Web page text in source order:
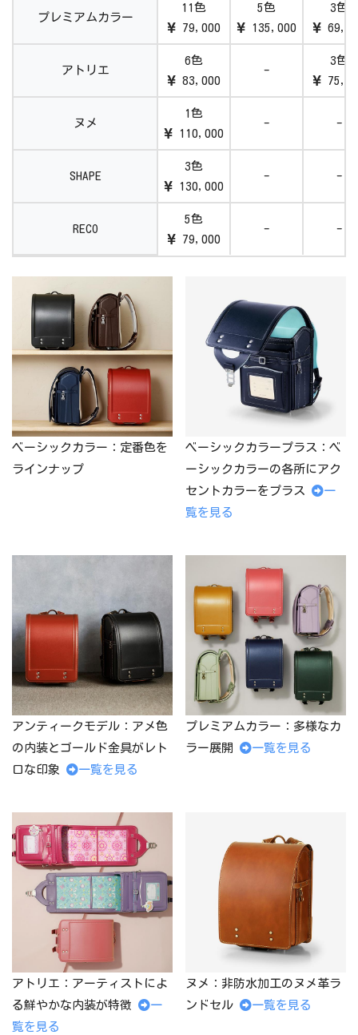
プレミアムカラー
11色
79,000
5色
135,000
3色
アトリエ
6色
83,000
-
3色
ヌメ
1色
110,000
- -
SHAPE
3色
130,000
- -
RECO
5色
79,000
- -
ベーシックカラー：定番色を
ラインナップ
ベーシックカラープラス：ベ
ーシックカラーの各所にアク
セントカラーをプラス
一
覧を見る
アンティークモデル：アメ色
の内装とゴールド金具がレト
ロな印象
一覧を見る
プレミアムカラー：多様なカ
ラー展開
一覧を見る
アトリエ：アーティストによ
る鮮やかな内装が特徴
一
覧を見る
ヌメ：非防水加工のヌメ革ラ
ンドセル
一覧を見る